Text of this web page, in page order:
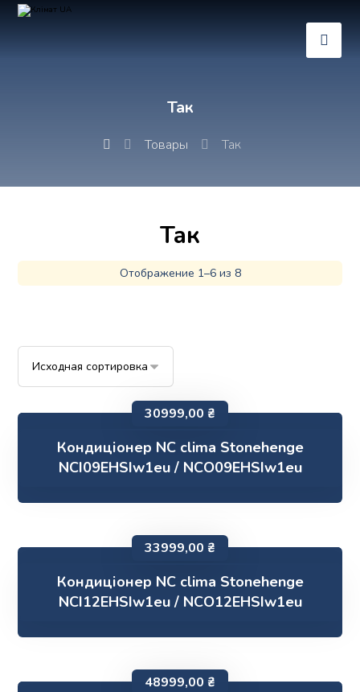
Так
Товары Так
Так
Отображение 1–6 из 8
Кондиціонер NC clima Stonehenge
NCI09EHSIw1eu / NCO09EHSIw1eu
30999,00 ₴
Кондиціонер NC clima Stonehenge
NCI12EHSIw1eu / NCO12EHSIw1eu
33999,00 ₴
48999,00 ₴